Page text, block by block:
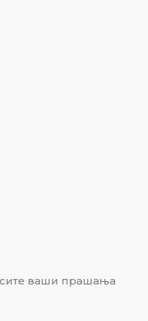
сите ваши прашања